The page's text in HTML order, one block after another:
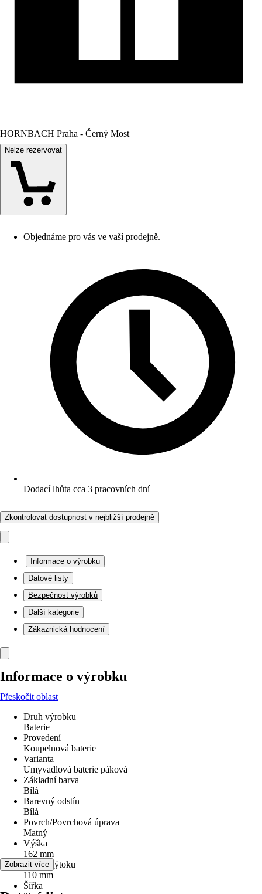
HORNBACH Praha - Černý Most
Nelze rezervovat
Objednáme pro vás ve vaší prodejně.
Dodací lhůta cca 3 pracovních dní
Zkontrolovat dostupnost v nejbližší prodejně
Informace o výrobku
Datové listy
Bezpečnost výrobků
Další kategorie
Zákaznická hodnocení
Informace o výrobku
Přeskočit oblast
Druh výrobku
Baterie
Provedení
Koupelnová baterie
Varianta
Umyvadlová baterie páková
Základní barva
Bílá
Barevný odstín
Bílá
Povrch/Povrchová úprava
Matný
Výška
162 mm
Výška výtoku
110 mm
Šířka
Zobrazit více